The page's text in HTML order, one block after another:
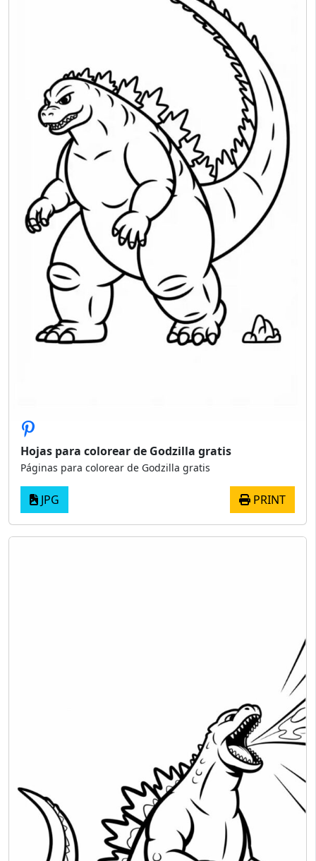
Hojas para colorear de Godzilla gratis
Páginas para colorear de Godzilla gratis
JPG PRINT